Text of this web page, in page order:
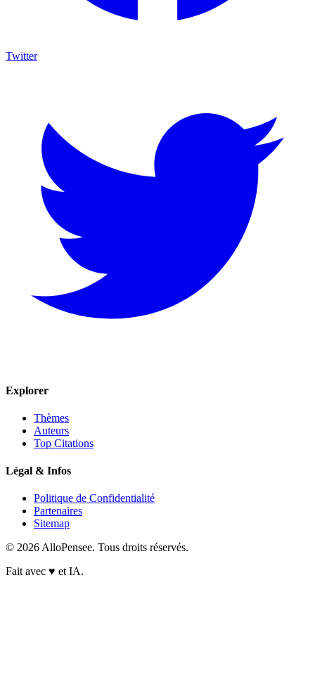
Twitter
Explorer
Thèmes
Auteurs
Top Citations
Légal & Infos
Politique de Confidentialité
Partenaires
Sitemap
© 2026 AlloPensee. Tous droits réservés.
Fait avec ♥ et IA.